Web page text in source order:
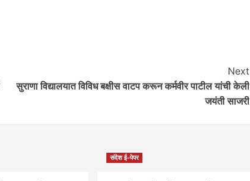
Next
सुराणा विद्यालयात विविध बक्षीस वाटप करून कर्मवीर पाटील यांची केली
जयंती साजरी
संदेश ई-पेपर